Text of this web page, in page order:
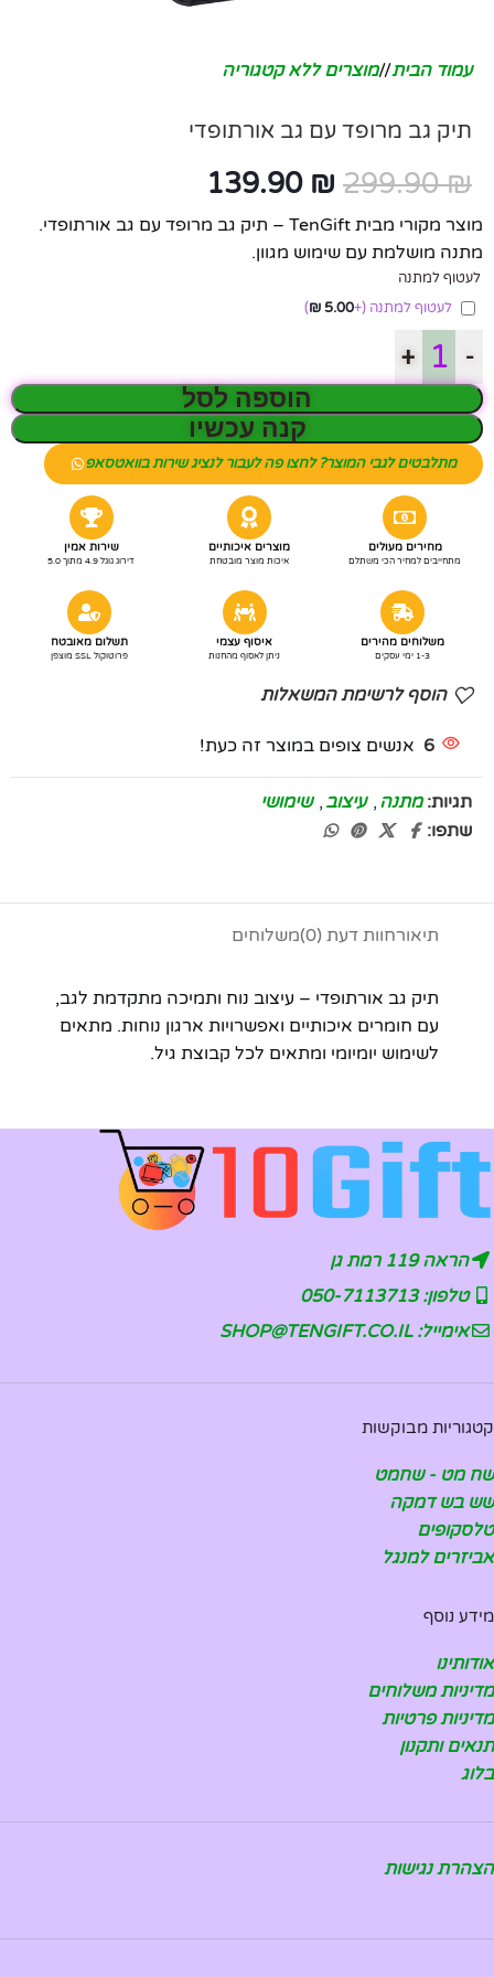
עמוד הבית/ מוצרים ללא קטגוריה
תיק גב מרופד עם גב אורתופדי
299.90₪
139.90 ₪
מוצר מקורי מבית TenGift – תיק גב מרופד עם גב אורתופדי.
מתנה מושלמת עם שימוש מגוון.
לעטוף למתנה
לעטוף למתנה (+
5.00
₪
)
-
+
הוספה לסל
קנה עכשיו
מתלבטים לגבי המוצר? לחצו פה לעבור לנציג שירות בוואטסאפ
מחירים מעולים
מתחייבים למחיר הכי משתלם
מוצרים איכותיים
איכות מוצר מובטחת
שירות אמין
דירוג גוגל 4.9 מתוך 5.0
משלוחים מהירים
1-3 ימי עסקים
איסוף עצמי
ניתן לאסוף מהחנות
תשלום מאובטח
פרוטוקול SSL מוצפן
הוסף לרשימת המשאלות
6 אנשים צופים במוצר זה כעת!
תגיות: מתנה , עיצוב , שימושי
שתפו:
תיאורחוות דעת (0) משלוחים
תיק גב אורתופדי – עיצוב נוח ותמיכה מתקדמת לגב,
עם חומרים איכותיים ואפשרויות ארגון נוחות. מתאים
לשימוש יומיומי ומתאים לכל קבוצת גיל.
הראה 119 רמת גן
טלפון: 050-7113713
אימייל: SHOP@TENGIFT.CO.IL
קטגוריות מבוקשות
שח מט - שחמט
שש בש דמקה
טלסקופים
אביזרים למנגל
מידע נוסף
אודותינו
מדיניות משלוחים
מדיניות פרטיות
תנאים ותקנון
בלוג
הצהרת נגישות